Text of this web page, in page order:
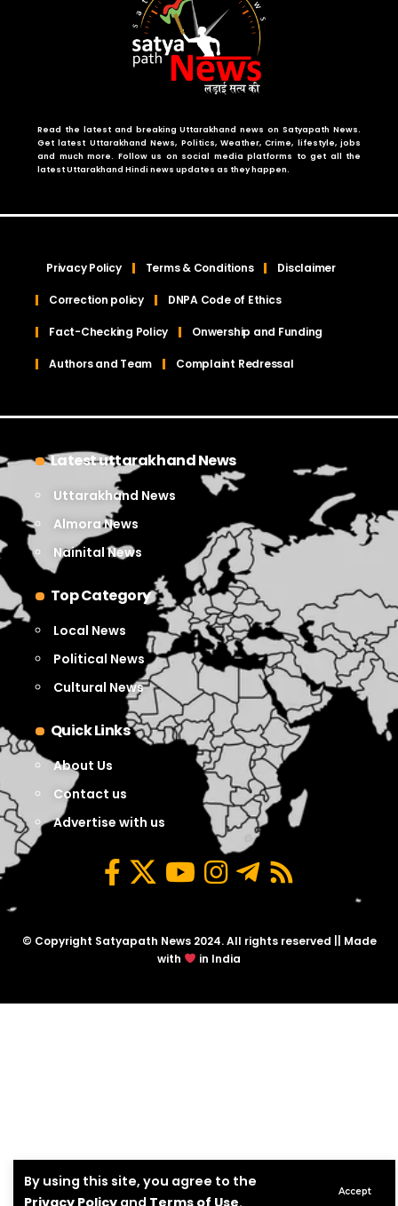
By using this site, you agree to the
Privacy Policy and Terms of Use.
Accept
Read the latest and breaking Uttarakhand news on Satyapath News.
Get latest Uttarakhand News, Politics, Weather, Crime, lifestyle, jobs
and much more. Follow us on social media platforms to get all the
latest Uttarakhand Hindi news updates as they happen.
Privacy Policy Terms & Conditions Disclaimer
Correction policy DNPA Code of Ethics
Fact-Checking Policy Onwership and Funding
Authors and Team Complaint Redressal
Latest uttarakhand News
Uttarakhand News
Almora News
Nainital News
Top Category
Local News
Political News
Cultural News
Quick Links
About Us
Contact us
Advertise with us
© Copyright Satyapath News 2024. All rights reserved || Made
with
in India